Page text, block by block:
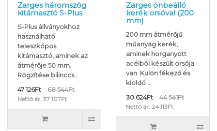
Zarges háromszög
kitámasztó S-Plus
S-Plus állványokhoz
használható
teleszkópos
kitámasztó, aminek az
átmérője 50 mm.
Rögzítése bilinccs..
47 126Ft
68 544Ft
Nettó ár: 37 107Ft
Zarges önbeálló
kerék orsóval (200
mm)
200 mm átmérőjű
műanyag kerék,
aminek horganyott
acélból készült orsója
van. Külön fékező és
kioldó ..
30 624Ft
44 541Ft
Nettó ár: 24 113Ft